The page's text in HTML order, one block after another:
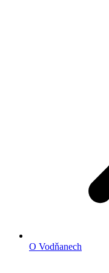
O Vodňanech